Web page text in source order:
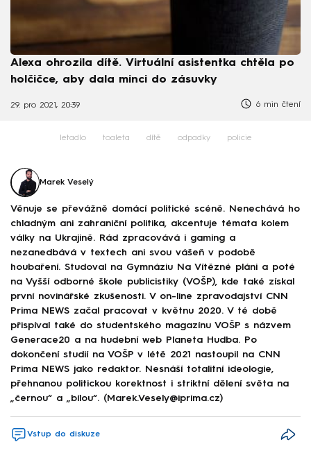
Alexa ohrozila dítě. Virtuální asistentka chtěla po
holčičce, aby dala minci do zásuvky
29. pro 2021, 20:39 6 min čtení
letadlo toaleta dítě odpadky policie
Marek Veselý
Věnuje se převážně domácí politické scéně. Nenechává ho
chladným ani zahraniční politika, akcentuje témata kolem
války na Ukrajině. Rád zpracovává i gaming a
nezanedbává v textech ani svou vášeň v podobě
houbaření. Studoval na Gymnáziu Na Vítězné pláni a poté
na Vyšší odborné škole publicistiky (VOŠP), kde také získal
první novinářské zkušenosti. V on-line zpravodajství CNN
Prima NEWS začal pracovat v květnu 2020. V té době
přispíval také do studentského magazínu VOŠP s názvem
Generace20 a na hudební web Planeta Hudba. Po
dokončení studií na VOŠP v létě 2021 nastoupil na CNN
Prima NEWS jako redaktor. Nesnáší totalitní ideologie,
přehnanou politickou korektnost i striktní dělení světa na
„černou“ a „bílou“. (Marek.Vesely@iprima.cz)
Vstup do diskuze